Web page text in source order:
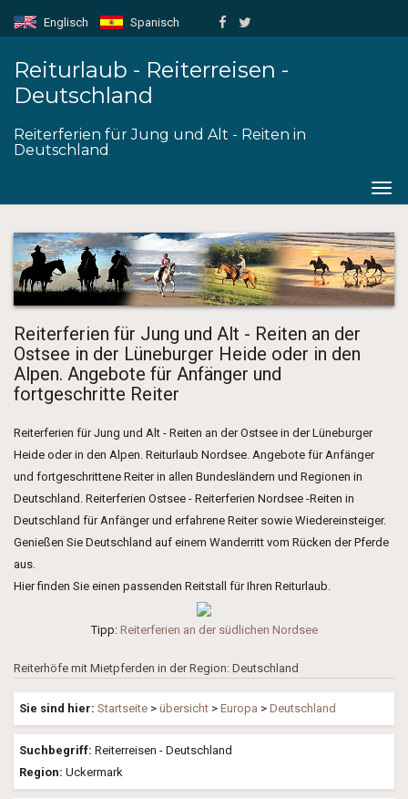
Englisch Spanisch
Reiturlaub - Reiterreisen -
Deutschland
Reiterferien für Jung und Alt - Reiten in
Deutschland
Reiterferien für Jung und Alt - Reiten an der
Ostsee in der Lüneburger Heide oder in den
Alpen. Angebote für Anfänger und
fortgeschritte Reiter
Reiterferien für Jung und Alt - Reiten an der Ostsee in der Lüneburger
Heide oder in den Alpen. Reiturlaub Nordsee. Angebote für Anfänger
und fortgeschrittene Reiter in allen Bundesländern und Regionen in
Deutschland. Reiterferien Ostsee - Reiterferien Nordsee -Reiten in
Deutschland für Anfänger und erfahrene Reiter sowie Wiedereinsteiger.
Genießen Sie Deutschland auf einem Wanderritt vom Rücken der Pferde
aus.
Hier finden Sie einen passenden Reitstall für Ihren Reiturlaub.
Tipp: Reiterferien an der südlichen Nordsee
Reiterhöfe mit Mietpferden in der Region: Deutschland
Sie sind hier: Startseite > übersicht > Europa > Deutschland
Suchbegriff: Reiterreisen - Deutschland
Region: Uckermark